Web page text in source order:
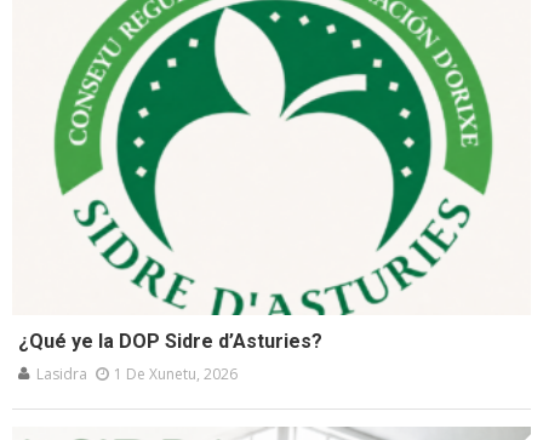
¿Qué ye la DOP Sidre d’Asturies?
Lasidra 1 De Xunetu, 2026